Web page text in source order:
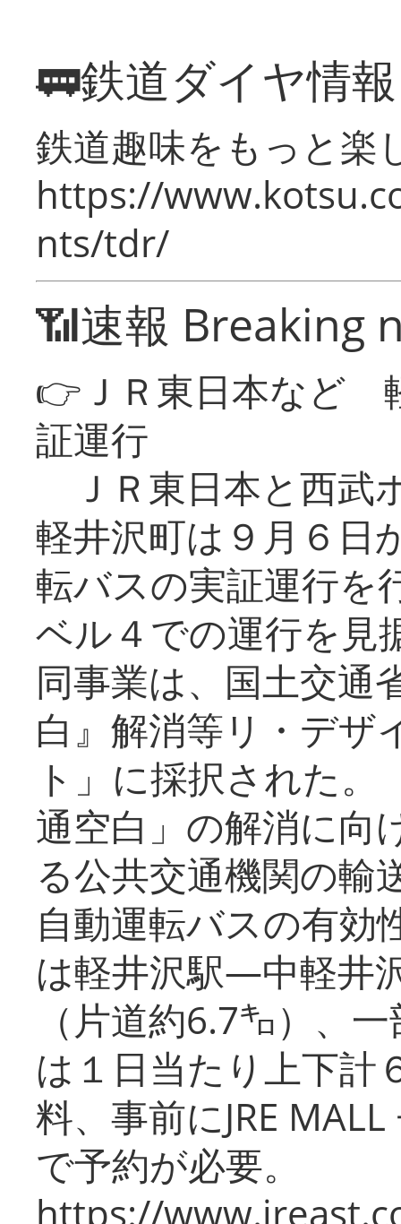
🚃鉄道ダイヤ情
鉄道趣味をもっと楽
https://
nts/tdr/
📶速報 Breaking
👉ＪＲ東日本など
証運行
ＪＲ東日本と西武
軽井沢町は９月６日
転バスの実証運行を
ベル４での運行を見
同事業は、国土交通
白』解消等リ・デザ
ト」に採択された
通空白」の解消に向
る公共交通機関の輸
自動運転バスの有効
は軽井沢駅―中軽井
（片道約6.7㌔）、
は１日当たり上下計
料、事前にJRE
で予約が必要。
https://